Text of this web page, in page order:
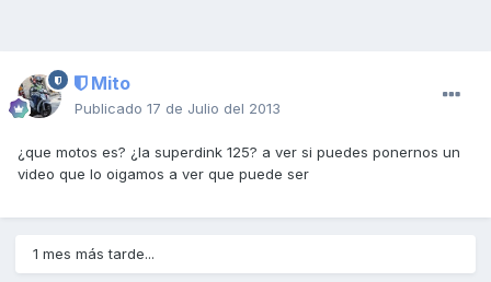
Mito
Publicado 17 de Julio del 2013
¿que motos es? ¿la superdink 125? a ver si puedes ponernos un
video que lo oigamos a ver que puede ser
1 mes más tarde...